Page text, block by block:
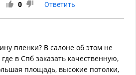
0 Ответить
пленки? В салоне об этом не
где в Спб заказать качественную,
площадь, высокие потолки,